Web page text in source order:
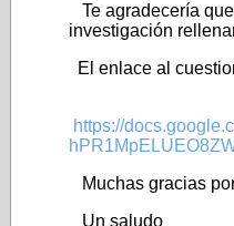
Te agradecería
investigación
El enlace al
https://
Muchas gracias
Un saludo